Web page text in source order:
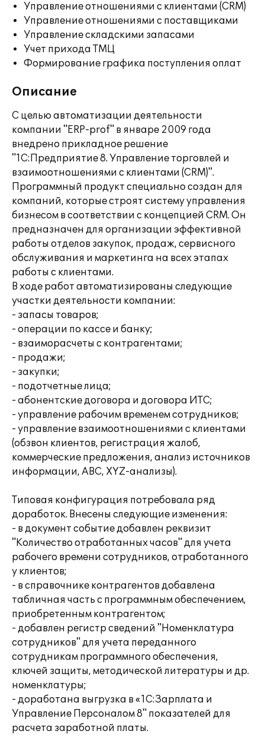
Управление отношениями с клиентами (CRM)
Управление отношениями с поставщиками
Управление складскими запасами
Учет прихода ТМЦ
Формирование графика поступления оплат
Описание
С целью автоматизации деятельности
компании "ERP-prof" в январе 2009 года
внедрено прикладное решение
"1С:Предприятие 8. Управление торговлей и
взаимоотношениями с клиентами (CRM)".
Программный продукт специально создан для
компаний, которые строят систему управления
бизнесом в соответствии с концепцией CRM. Он
предназначен для организации эффективной
работы отделов закупок, продаж, сервисного
обслуживания и маркетинга на всех этапах
работы с клиентами.
В ходе работ автоматизированы следующие
участки деятельности компании:
- запасы товаров;
- операции по кассе и банку;
- взаиморасчеты с контрагентами;
- продажи;
- закупки;
- подотчетные лица;
- абонентские договора и договора ИТС;
- управление рабочим временем сотрудников;
- управление взаимоотношениями с клиентами
(обзвон клиентов, регистрация жалоб,
коммерческие предложения, анализ источников
информации, ABC, XYZ-анализы).
Типовая конфигурация потребовала ряд
доработок. Внесены следующие изменения:
- в документ событие добавлен реквизит
"Количество отработанных часов" для учета
рабочего времени сотрудников, отработанного
у клиентов;
- в справочнике контрагентов добавлена
табличная часть с программным обеспечением,
приобретенным контрагентом;
- добавлен регистр сведений "Номенклатура
сотрудников" для учета переданного
сотрудникам программного обеспечения,
ключей защиты, методической литературы и др.
номенклатуры;
- доработана выгрузка в «1С:Зарплата и
Управление Персоналом 8" показателей для
расчета заработной платы.